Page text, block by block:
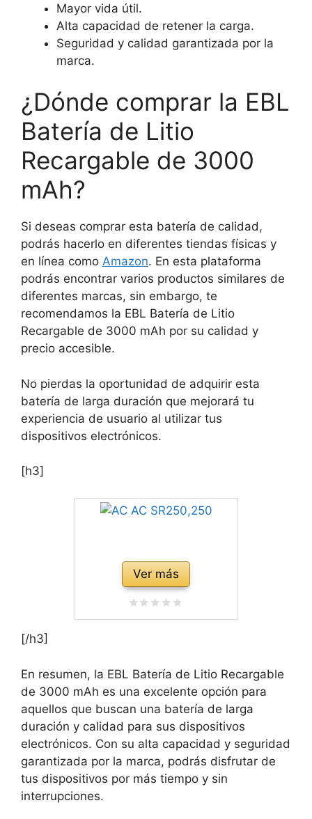
Mayor vida útil.
Alta capacidad de retener la carga.
Seguridad y calidad garantizada por la
marca.
¿Dónde comprar la EBL
Batería de Litio
Recargable de 3000
mAh?
Si deseas comprar esta batería de calidad,
podrás hacerlo en diferentes tiendas físicas y
en línea como Amazon. En esta plataforma
podrás encontrar varios productos similares de
diferentes marcas, sin embargo, te
recomendamos la EBL Batería de Litio
Recargable de 3000 mAh por su calidad y
precio accesible.
No pierdas la oportunidad de adquirir esta
batería de larga duración que mejorará tu
experiencia de usuario al utilizar tus
dispositivos electrónicos.
[h3]
Ver más
[/h3]
En resumen, la EBL Batería de Litio Recargable
de 3000 mAh es una excelente opción para
aquellos que buscan una batería de larga
duración y calidad para sus dispositivos
electrónicos. Con su alta capacidad y seguridad
garantizada por la marca, podrás disfrutar de
tus dispositivos por más tiempo y sin
interrupciones.